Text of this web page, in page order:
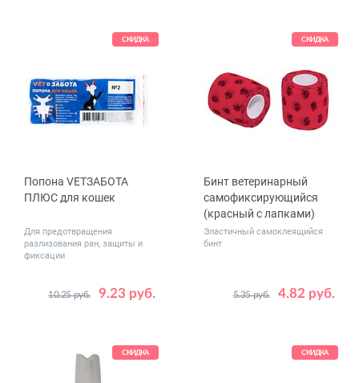
СКИДКА
Попона VETЗАБОТА
ПЛЮС для кошек
Для предотвращения
разлизования ран, защиты и
фиксации
9.23 руб.
10.25 руб.
Размер малая
средняя
СКИДКА
Бинт ветеринарный
самофиксирующийся
(красный с лапками)
Эластичный самоклеящийся
бинт
4.82 руб.
5.35 руб.
Размер
2.5 см x 4.5 м
7.5 см x 4.5 м
СКИДКА СКИДКА